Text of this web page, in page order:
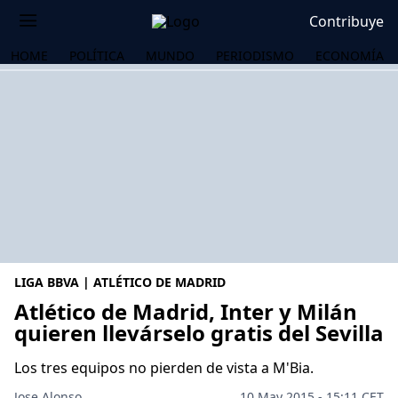
Contribuye
HOME POLÍTICA MUNDO PERIODISMO ECONOMÍA
LIGA BBVA | ATLÉTICO DE MADRID
Atlético de Madrid, Inter y Milán
quieren llevárselo gratis del Sevilla
Los tres equipos no pierden de vista a M'Bia.